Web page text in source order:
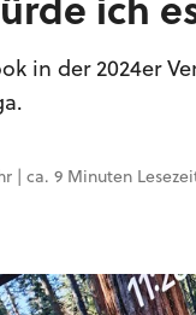
in der 2024er
| ca. 9 Minuten